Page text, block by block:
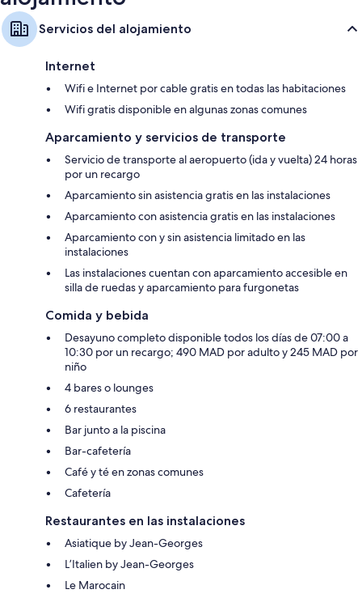
Servicios del alojamiento
Internet
Wifi e Internet por cable gratis en todas las habitaciones
Wifi gratis disponible en algunas zonas comunes
Aparcamiento y servicios de transporte
Servicio de transporte al aeropuerto (ida y vuelta) 24 horas
por un recargo
Aparcamiento sin asistencia gratis en las instalaciones
Aparcamiento con asistencia gratis en las instalaciones
Aparcamiento con y sin asistencia limitado en las
instalaciones
Las instalaciones cuentan con aparcamiento accesible en
silla de ruedas y aparcamiento para furgonetas
Comida y bebida
Desayuno completo disponible todos los días de 07:00 a
10:30 por un recargo; 490 MAD por adulto y 245 MAD por
niño
4 bares o lounges
6 restaurantes
Bar junto a la piscina
Bar-cafetería
Café y té en zonas comunes
Cafetería
Restaurantes en las instalaciones
Asiatique by Jean-Georges
L’Italien by Jean-Georges
Le Marocain